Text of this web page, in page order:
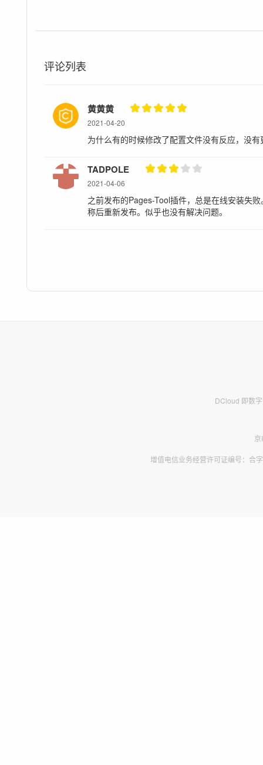
评论列表
黄黄黄
2021-04-20
为什么有的时候修改了配置文件没有反应，没
TADPOLE
2021-04-06
之前发布的Pages-Tool插件，总是在线安装失
称后重新发布。似乎也没有解决问题。
DCloud 即数
增值电信业务经营许可证编号：合